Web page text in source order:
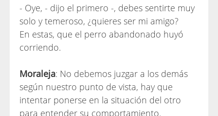
- Oye, - dijo el primero -, debes sentirte muy
solo y temeroso, ¿quieres ser mi amigo?
En estas, que el perro abandonado huyó
corriendo.
Moraleja: No debemos juzgar a los demás
según nuestro punto de vista, hay que
intentar ponerse en la situación del otro
para entender su comportamiento.